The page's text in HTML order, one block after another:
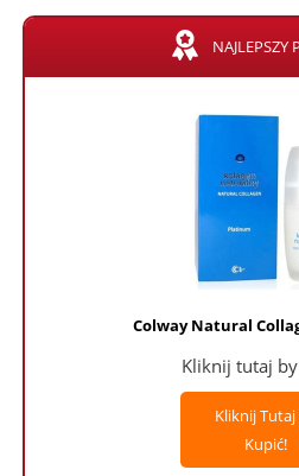
NAJLEPSZY
Colway Natural
Kliknij tutaj
Kliknij Tutaj
Kupić!